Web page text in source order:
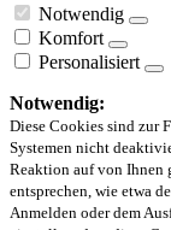
Notwendig
Komfort
Personalisiert
Notwendig:
Diese Cookies sind zur
Systemen nicht
Reaktion auf von Ihnen
entsprechen, wie etwa
Anmelden oder dem